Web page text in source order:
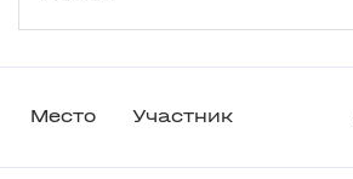
Место Участник